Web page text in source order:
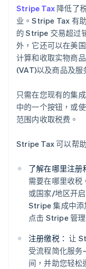
Stripe Tax 降低了
业。Stripe Tax 有
的 Stripe 交易超过
外，它还可以在美
计算和收取实物商
(VAT)以及商品及服
只需在您现有的集
中的一个按钮，或
范围内收取税费。
Stripe Tax 可以帮助
了解在哪里注册
需要在哪里收税
或国家/地区开
Stripe 集成中添
点击 Stripe 管
注册缴税： 让
受流程简化服
间，并助您轻松
阿联酋